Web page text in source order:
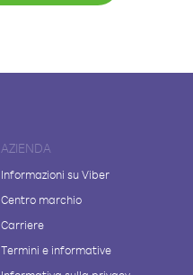
AZIENDA
Informazioni su Viber
Centro marchio
Carriere
Termini e informative